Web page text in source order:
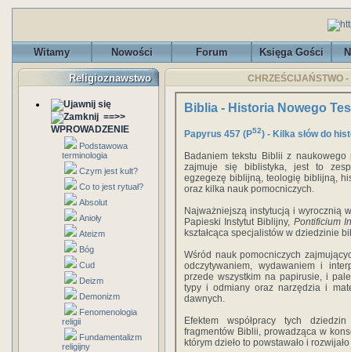
Witamy Nowości Forum Księga Gości
Religioznawstwo
==>>
WPROWADZENIE
Podstawowa
terminologia
Czym jest kult?
Co to jest rytuał?
Absolut
Anioły
Ateizm
Bóg
Cud
Deizm
Demonizm
Fenomenologia
religii
Fundamentalizm
religijny
CHRZEŚCIJAŃSTWO
Biblia - Historia Nowego
Papyrus 457 (P52) - Kilka słów do
Badaniem tekstu Biblii z
zajmuje się biblistyka, jest to
egzegezę biblijną, teologię biblijną,
oraz kilka nauk pomocniczych.
Najważniejszą instytucją i wyrocznią
Papieski Instytut Biblijny, Pontificium
kształcąca specjalistów w dziedzinie
Wśród nauk pomocniczych
odczytywaniem, wydawaniem i
przede wszystkim na papirusie, i
typy i odmiany oraz narzędzia i
dawnych.
Efektem współpracy tych
fragmentów Biblii, prowadząca w
którym dzieło to powstawało i